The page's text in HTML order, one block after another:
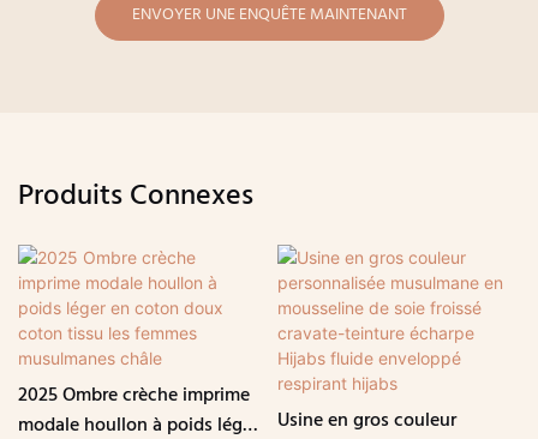
ENVOYER UNE ENQUÊTE MAINTENANT
Produits Connexes
2025 Ombre crèche imprime
modale houllon à poids léger
Usine en gros couleur